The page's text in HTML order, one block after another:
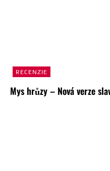
RECENZIE
Mys hrůzy – Nová verze